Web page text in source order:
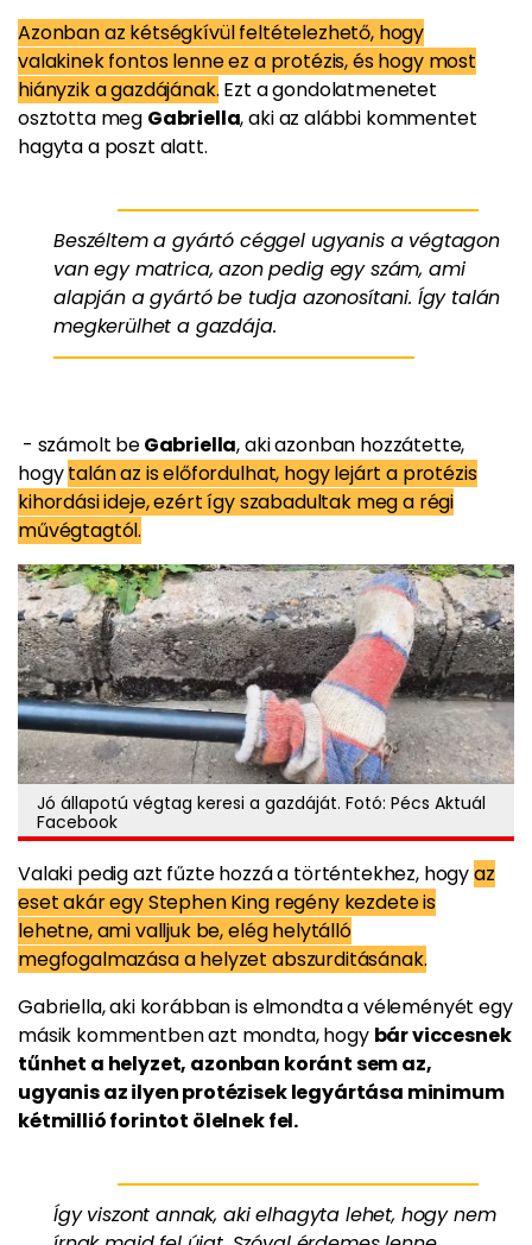
Azonban az kétségkívül feltételezhető, hogy
valakinek fontos lenne ez a protézis, és hogy most
hiányzik a gazdájának. Ezt a gondolatmenetet
osztotta meg Gabriella, aki az alábbi kommentet
hagyta a poszt alatt.
Beszéltem a gyártó céggel ugyanis a végtagon
van egy matrica, azon pedig egy szám, ami
alapján a gyártó be tudja azonosítani. Így talán
megkerülhet a gazdája.
- számolt beGabriella, aki azonban hozzátette,
hogytalán az is előfordulhat, hogy lejárt a protézis
kihordási ideje, ezért így szabadultak meg a régi
művégtagtól.
Jó állapotú végtag keresi a gazdáját. Fotó: Pécs Aktuál
Facebook
Valaki pedig azt fűzte hozzá a történtekhez, hogyaz
eset akár egy Stephen King regény kezdete is
lehetne, ami valljuk be, elég helytálló
megfogalmazása a helyzet abszurditásának.
Gabriella, aki korábban is elmondta a véleményét egy
másik kommentben azt mondta, hogy bár viccesnek
tűnhet a helyzet, azonban koránt sem az,
ugyanis az ilyen protézisek legyártása minimum
kétmillió forintot ölelnek fel.
Így viszont annak, aki elhagyta lehet, hogy nem